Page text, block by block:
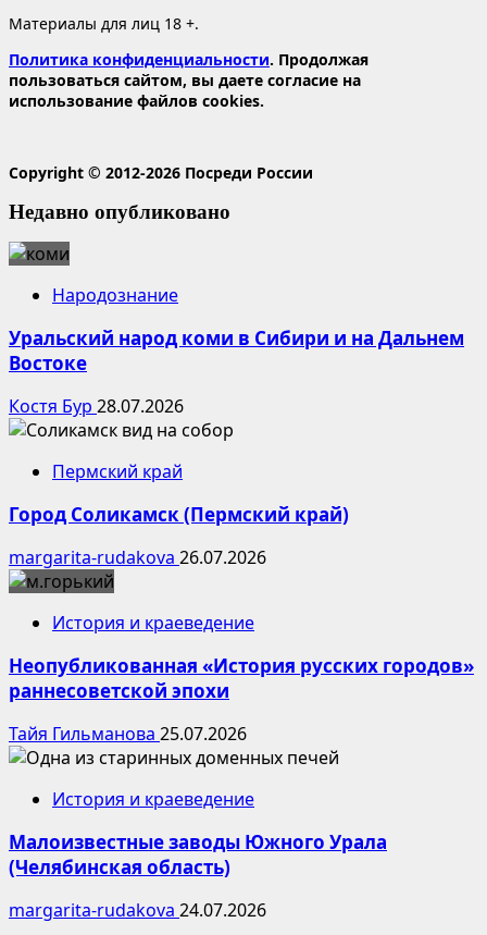
Материалы для лиц 18 +.
Политика конфиденциальности. Продолжая
пользоваться сайтом, вы даете согласие на
использование файлов cookies.
Copyright © 2012-2026 Посреди России
Недавно опубликовано
Народознание
Уральский народ коми в Сибири и на Дальнем
Востоке
Костя Бур 28.07.2026
Пермский край
Город Соликамск (Пермский край)
margarita-rudakova 26.07.2026
История и краеведение
Неопубликованная «История русских городов»
раннесоветской эпохи
Тайя Гильманова 25.07.2026
История и краеведение
Малоизвестные заводы Южного Урала
(Челябинская область)
margarita-rudakova 24.07.2026